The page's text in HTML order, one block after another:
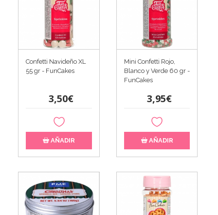
Confetti Navideño XL
55 gr - FunCakes
3,50€
AÑADIR
Mini Confetti Rojo,
Blanco y Verde 60 gr -
FunCakes
3,95€
AÑADIR